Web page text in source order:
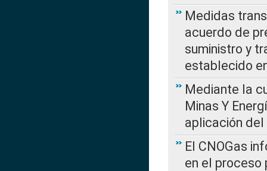
Medidas
acuerdo de
suministro y
establecido
Mediante la
Minas Y
aplicación
El CNOGas
en el proceso